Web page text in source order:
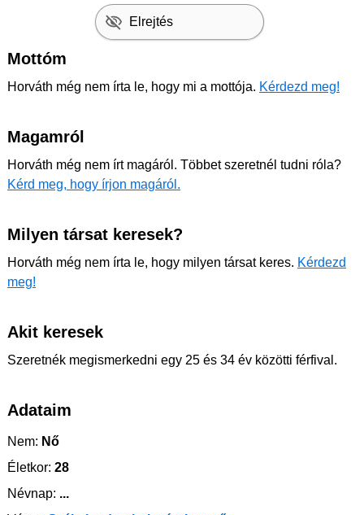
Elrejtés
Mottóm
Horváth még nem írta le, hogy mi a mottója. Kérdezd meg!
Magamról
Horváth még nem írt magáról. Többet szeretnél tudni róla?
Kérd meg, hogy írjon magáról.
Milyen társat keresek?
Horváth még nem írta le, hogy milyen társat keres. Kérdezd
meg!
Akit keresek
Szeretnék megismerkedni egy 25 és 34 év közötti férfival.
Adataim
Nem: Nő
Életkor: 28
Névnap: ...